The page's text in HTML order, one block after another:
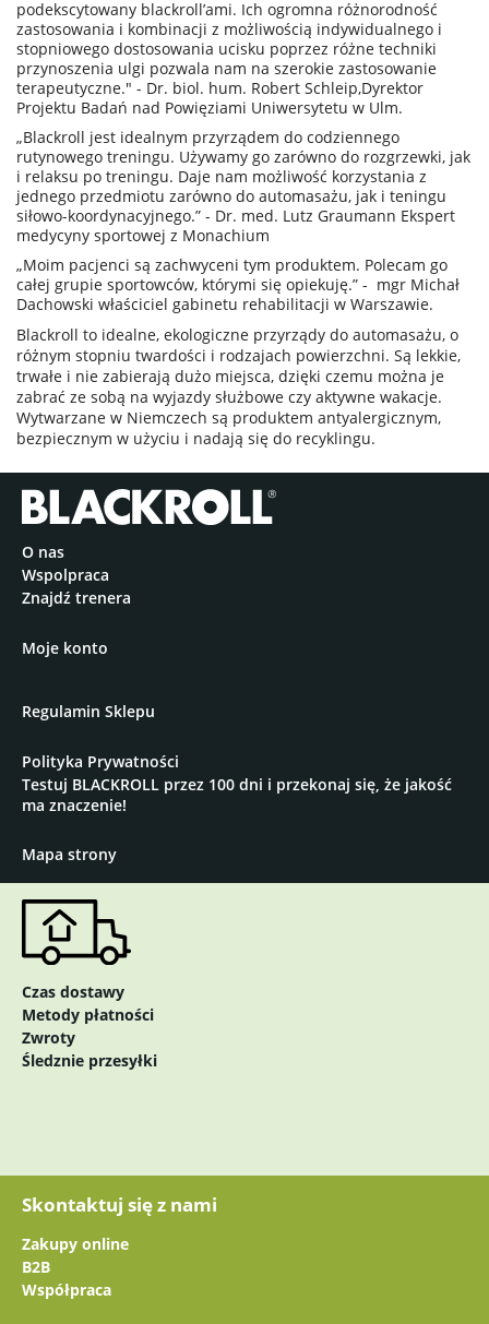
podekscytowany blackroll’ami. Ich ogromna różnorodność
zastosowania i kombinacji z możliwością indywidualnego i
stopniowego dostosowania ucisku poprzez różne techniki
przynoszenia ulgi pozwala nam na szerokie zastosowanie
terapeutyczne." - Dr. biol. hum. Robert Schleip,Dyrektor
Projektu Badań nad Powięziami Uniwersytetu w Ulm.
„Blackroll jest idealnym przyrządem do codziennego
rutynowego treningu. Używamy go zarówno do rozgrzewki, jak
i relaksu po treningu. Daje nam możliwość korzystania z
jednego przedmiotu zarówno do automasażu, jak i teningu
siłowo-koordynacyjnego.” - Dr. med. Lutz Graumann Ekspert
medycyny sportowej z Monachium
„Moim pacjenci są zachwyceni tym produktem. Polecam go
całej grupie sportowców, którymi się opiekuję.” - mgr Michał
Dachowski właściciel gabinetu rehabilitacji w Warszawie.
Blackroll to idealne, ekologiczne przyrządy do automasażu, o
różnym stopniu twardości i rodzajach powierzchni. Są lekkie,
trwałe i nie zabierają dużo miejsca, dzięki czemu można je
zabrać ze sobą na wyjazdy służbowe czy aktywne wakacje.
Wytwarzane w Niemczech są produktem antyalergicznym,
bezpiecznym w użyciu i nadają się do recyklingu.
O nas
Wspolpraca
Znajdź trenera
Moje konto
Regulamin Sklepu
Polityka Prywatności
Testuj BLACKROLL przez 100 dni i przekonaj się, że jakość
ma znaczenie!
Mapa strony
Czas dostawy
Metody płatności
Zwroty
Śledznie przesyłki
Skontaktuj się z nami
Zakupy online
B2B
Współpraca